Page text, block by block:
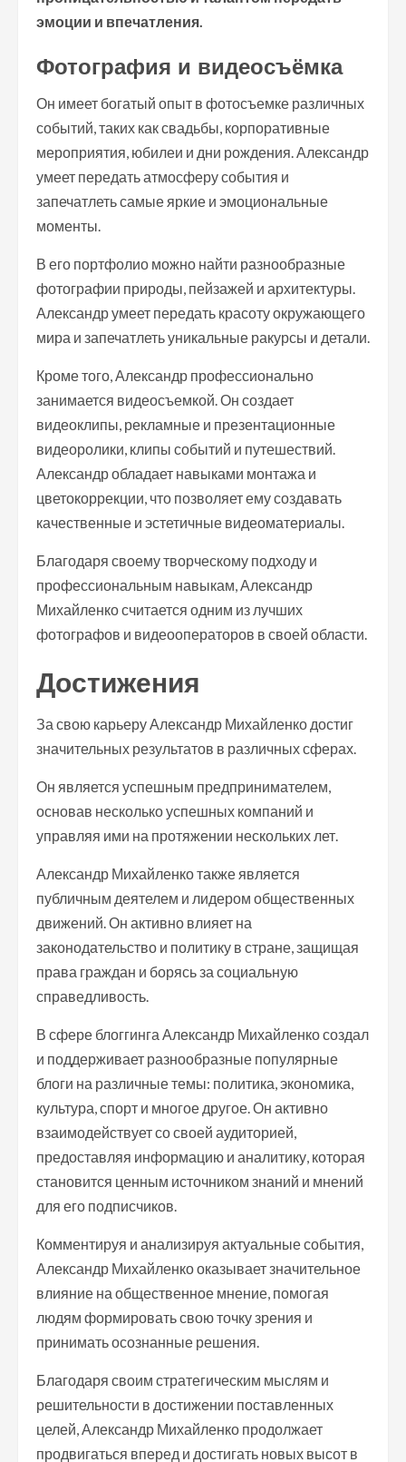
эмоции и впечатления.
Фотография и видеосъёмка
Он имеет богатый опыт в фотосъемке различных
событий, таких как свадьбы, корпоративные
мероприятия, юбилеи и дни рождения. Александр
умеет передать атмосферу события и
запечатлеть самые яркие и эмоциональные
моменты.
В его портфолио можно найти разнообразные
фотографии природы, пейзажей и архитектуры.
Александр умеет передать красоту окружающего
мира и запечатлеть уникальные ракурсы и детали.
Кроме того, Александр профессионально
занимается видеосъемкой. Он создает
видеоклипы, рекламные и презентационные
видеоролики, клипы событий и путешествий.
Александр обладает навыками монтажа и
цветокоррекции, что позволяет ему создавать
качественные и эстетичные видеоматериалы.
Благодаря своему творческому подходу и
профессиональным навыкам, Александр
Михайленко считается одним из лучших
фотографов и видеооператоров в своей области.
Достижения
За свою карьеру Александр Михайленко достиг
значительных результатов в различных сферах.
Он является успешным предпринимателем,
основав несколько успешных компаний и
управляя ими на протяжении нескольких лет.
Александр Михайленко также является
публичным деятелем и лидером общественных
движений. Он активно влияет на
законодательство и политику в стране, защищая
права граждан и борясь за социальную
справедливость.
В сфере блоггинга Александр Михайленко создал
и поддерживает разнообразные популярные
блоги на различные темы: политика, экономика,
культура, спорт и многое другое. Он активно
взаимодействует со своей аудиторией,
предоставляя информацию и аналитику, которая
становится ценным источником знаний и мнений
для его подписчиков.
Комментируя и анализируя актуальные события,
Александр Михайленко оказывает значительное
влияние на общественное мнение, помогая
людям формировать свою точку зрения и
принимать осознанные решения.
Благодаря своим стратегическим мыслям и
решительности в достижении поставленных
целей, Александр Михайленко продолжает
продвигаться вперед и достигать новых высот в